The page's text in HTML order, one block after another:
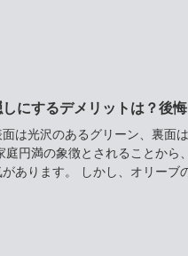
にするデメリットは？後
は光沢のあるグリーン、裏面
庭円満の象徴とされることから
あります。 しかし、オリーブ